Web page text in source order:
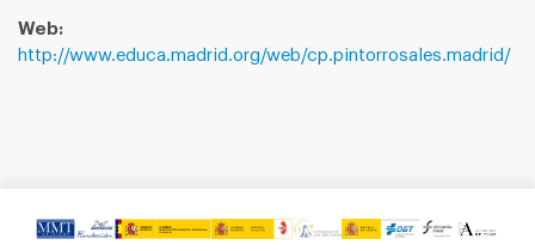
Web:
http://www.educa.madrid.org/web/cp.pintorrosales.madrid/